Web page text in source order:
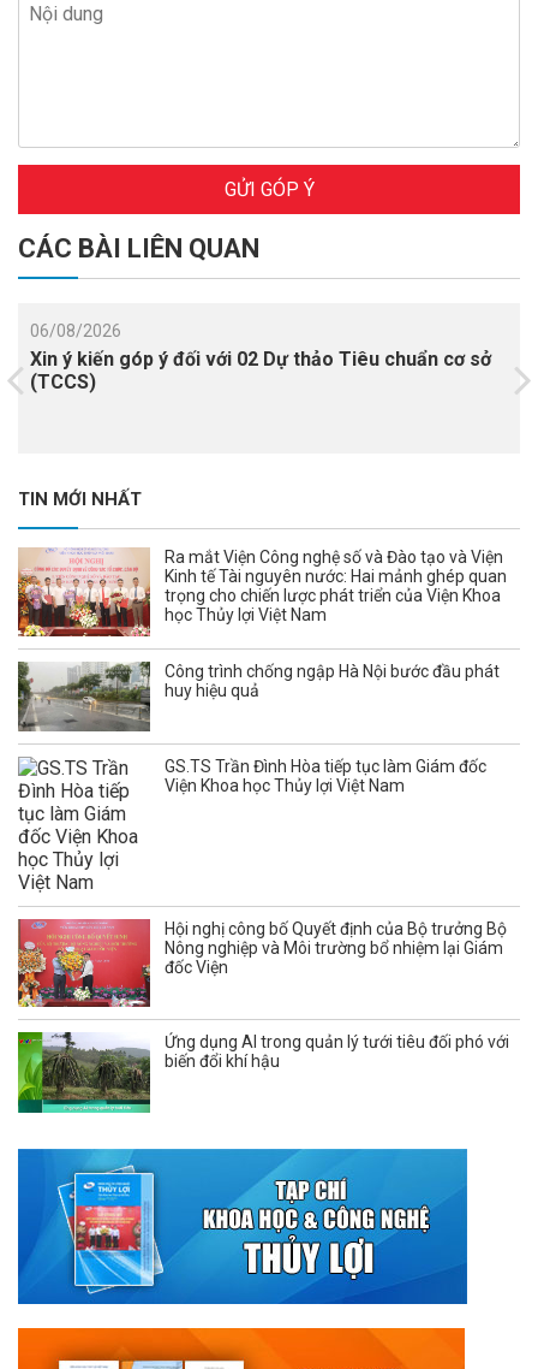
GỬI GÓP Ý
CÁC BÀI LIÊN QUAN
06/08/2026
Xin ý kiến góp ý đối với 02 Dự thảo Tiêu chuẩn cơ sở
(TCCS)
TIN MỚI NHẤT
Ra mắt Viện Công nghệ số và Đào tạo và Viện
Kinh tế Tài nguyên nước: Hai mảnh ghép quan
trọng cho chiến lược phát triển của Viện Khoa
học Thủy lợi Việt Nam
Công trình chống ngập Hà Nội bước đầu phát
huy hiệu quả
GS.TS Trần Đình Hòa tiếp tục làm Giám đốc
Viện Khoa học Thủy lợi Việt Nam
Hội nghị công bố Quyết định của Bộ trưởng Bộ
Nông nghiệp và Môi trường bổ nhiệm lại Giám
đốc Viện
Ứng dụng AI trong quản lý tưới tiêu đối phó với
biến đổi khí hậu